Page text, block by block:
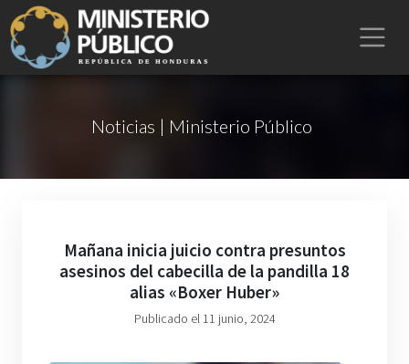
Noticias | Ministerio Público
Mañana inicia juicio contra presuntos
asesinos del cabecilla de la pandilla 18
alias «Boxer Huber»
Publicado el 11 junio, 2024